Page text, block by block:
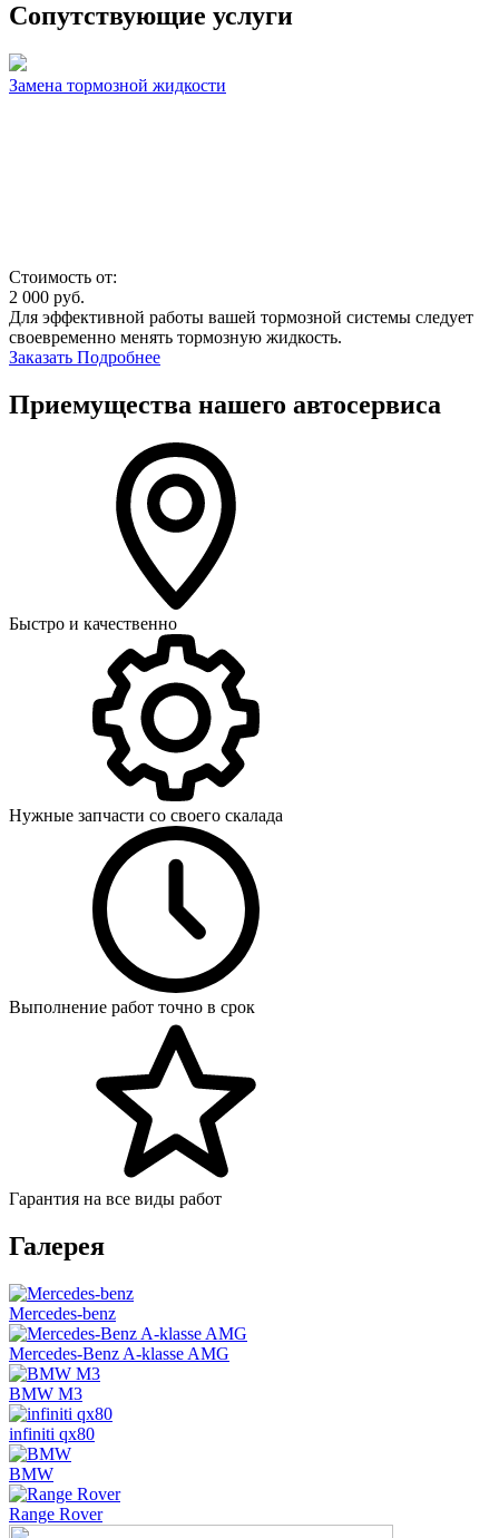
Сопутствующие услуги
Замена тормозной жидкости
Стоимость от:
2 000 руб.
Для эффективной работы вашей тормозной системы следует
своевременно менять тормозную жидкость.
Заказать Подробнее
Приемущества нашего автосервиса
Быстро и качественно
Нужные запчасти со своего скалада
Выполнение работ точно в срок
Гарантия на все виды работ
Галерея
Mercedes-benz
Mercedes-Benz A-klasse AMG
BMW M3
infiniti qx80
BMW
Range Rover